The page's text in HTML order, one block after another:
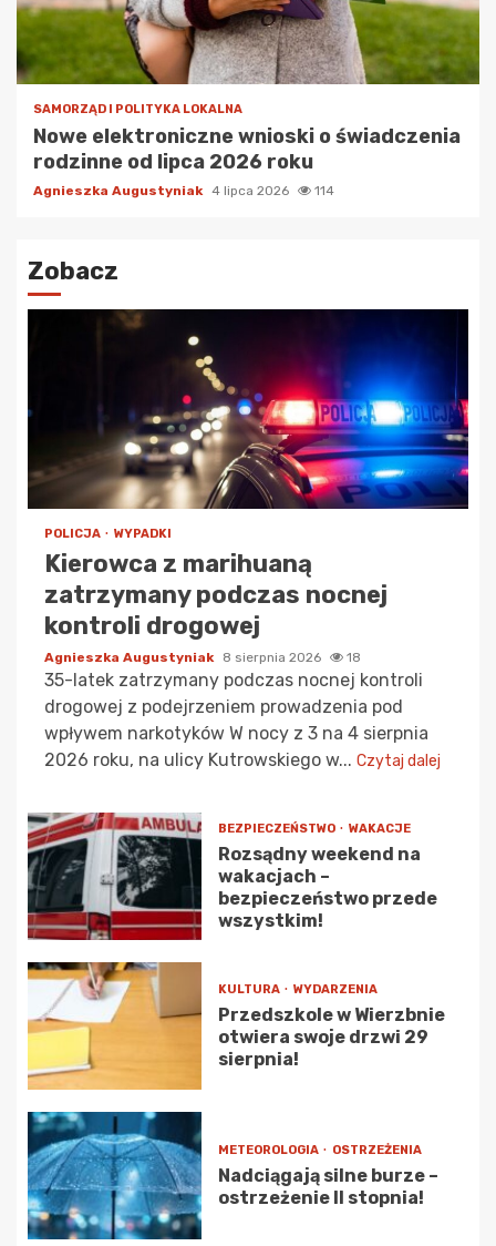
SAMORZĄD I POLITYKA LOKALNA
Nowe elektroniczne wnioski o świadczenia
rodzinne od lipca 2026 roku
Agnieszka Augustyniak 4 lipca 2026 114
Zobacz
POLICJA WYPADKI
Kierowca z marihuaną
zatrzymany podczas nocnej
kontroli drogowej
Agnieszka Augustyniak 8 sierpnia 2026 18
35-latek zatrzymany podczas nocnej kontroli
drogowej z podejrzeniem prowadzenia pod
wpływem narkotyków W nocy z 3 na 4 sierpnia
2026 roku, na ulicy Kutrowskiego w... Czytaj dalej
BEZPIECZEŃSTWO WAKACJE
Rozsądny weekend na
wakacjach –
bezpieczeństwo przede
wszystkim!
KULTURA WYDARZENIA
Przedszkole w Wierzbnie
otwiera swoje drzwi 29
sierpnia!
METEOROLOGIA OSTRZEŻENIA
Nadciągają silne burze –
ostrzeżenie II stopnia!